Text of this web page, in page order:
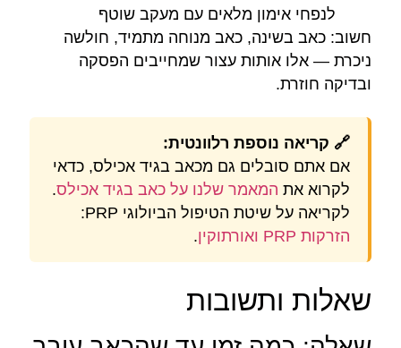
לנפחי אימון מלאים עם מעקב שוטף
חשוב: כאב בשינה, כאב מנוחה מתמיד, חולשה
ניכרת — אלו אותות עצור שמחייבים הפסקה
ובדיקה חוזרת.
🔗 קריאה נוספת רלוונטית:
אם אתם סובלים גם מכאב בגיד אכילס, כדאי
לקרוא את המאמר שלנו על כאב בגיד אכילס.
לקריאה על שיטת הטיפול הביולוגי PRP:
הזרקות PRP ואורתוקין
.
שאלות ותשובות